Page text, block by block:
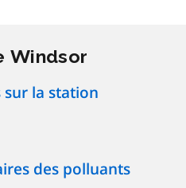
Windsor
sur la station
des polluants